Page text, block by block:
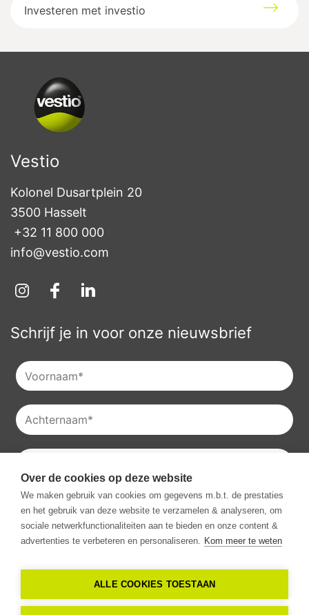
Investeren met investio
Vestio
Kolonel Dusartplein 20
3500 Hasselt
+32 11 800 000
info@vestio.com
Schrijf je in voor onze nieuwsbrief
Je kan onzeprivacyverklaringraadplegen en je kan je ook
altijd uitschrijven voor onze nieuwsbrieven.
Ik ga akkoord met het ontvangen van communicatie van
Vestio.*
Over de cookies op deze website
We maken gebruik van cookies om gegevens m.b.t. de prestaties
en het gebruik van deze website te verzamelen & analyseren, om
sociale netwerkfunctionaliteiten aan te bieden en onze content &
advertenties te verbeteren en personaliseren. Kom meer te weten
ALLE COOKIES TOESTAAN